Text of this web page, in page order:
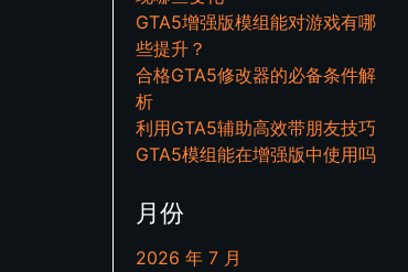
GTA5增强版模组能对游戏有哪
些提升？
合格GTA5修改器的必备条件解
析
利用GTA5辅助高效带朋友技巧
GTA5模组能在增强版中使用吗
月份
2026 年 7 月